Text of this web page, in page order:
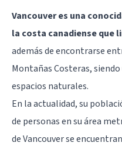
Vancouver es una
la costa canadiense que
además de encontrarse
Montañas Costeras,
espacios naturales.
En la actualidad, su
de personas en su área
de Vancouver se